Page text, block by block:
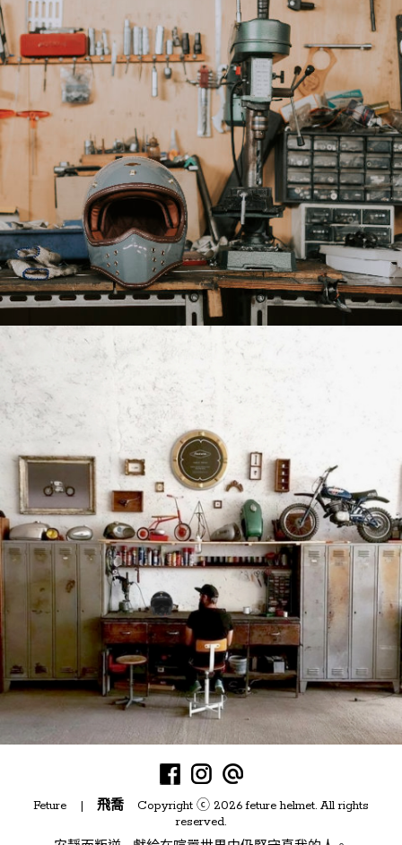
Feture | 飛喬 Copyright ⓒ 2026 feture helmet. All rights
reserved.